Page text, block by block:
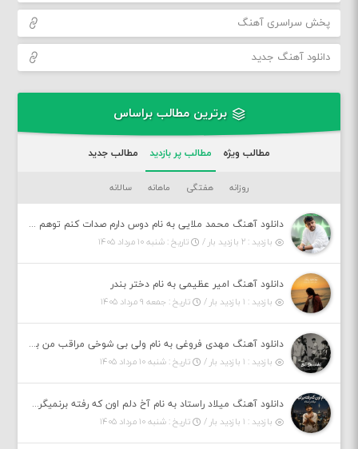
پخش سراسری آهنگ
دانلود آهنگ جدید
برترین مطالب براساس
مطالب ویژه مطالب پر بازدید مطالب جدید
روزانه هفتگی ماهانه سالانه
دانلود آهنگ محمد ملایی به نام دوس دارم صدات کنم توهم بگی جونم نیمه پنهونم
بازدید : ۲ بازدید بار /
تاریخ : شنبه ۱۰ مرداد ۱۴۰۵
دانلود آهنگ امیر عظیمی به نام دختر بندر
بازدید : ۱ بازدید بار /
تاریخ : جمعه ۹ مرداد ۱۴۰۵
دانلود آهنگ مهدی فروغی به نام ولی بی شوخی مراقب من باش
بازدید : ۱ بازدید بار /
تاریخ : شنبه ۱۰ مرداد ۱۴۰۵
دانلود آهنگ میلاد راستاد به نام آخ دلم اون که رفته برنمیگرده اون که رفته خیلی نامرده
بازدید : ۱ بازدید بار /
تاریخ : شنبه ۱۰ مرداد ۱۴۰۵